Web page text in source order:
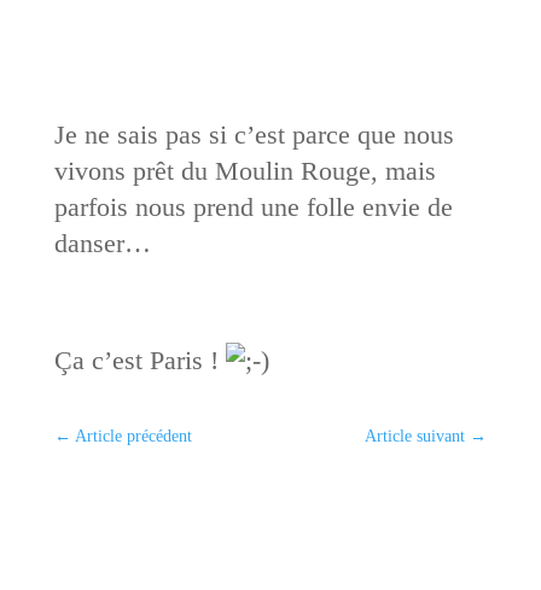
Je ne sais pas si c’est parce que nous
vivons prêt du Moulin Rouge, mais
parfois nous prend une folle envie de
danser…
Ça c’est Paris !
← Article précédent Article suivant →